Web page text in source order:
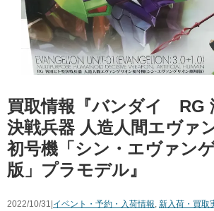
買取情報『バンダイ RG
決戦兵器 ​人造人間エヴァ
初号機「シン・エヴァン
版」プラモデル』
2022/10/31| イベント・予約・入荷情報, 新入荷・買取